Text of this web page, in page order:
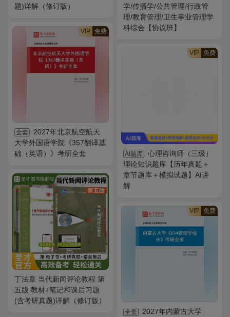
学/传播学/公共管理/行政管
理/教育管理/卫生事业管理学
科综合【协议班】
题)详解（修订版）
VIP 免费
全套
2027年北京航空航天
大学外国语学院《357翻译基
础（英语）》考研全套
VIP 免费
AI题库
心理咨询师（三级）
理论知识题库【历年真题＋
章节题库＋模拟试题】AI讲
解
丁法章 当代新闻评论教程 第
五版 教材+笔记和课后习题
(含考研真题)详解（修订版）
VIP 免费
全套
2027年内蒙古大学